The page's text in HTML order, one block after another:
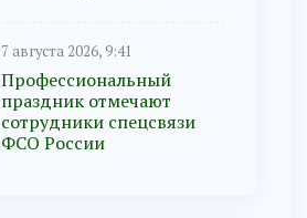
7 августа 2026, 9:41
Профессиональный
праздник отмечают
сотрудники спецсвязи
ФСО России